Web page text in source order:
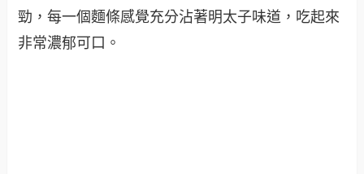
勁，每一個麵條感覺充分沾著明太子味道，吃起來
非常濃郁可口 。